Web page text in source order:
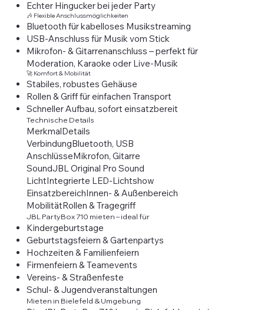
Echter Hingucker bei jeder Party
🎶 Flexible Anschlussmöglichkeiten
Bluetooth für kabelloses Musikstreaming
USB-Anschluss für Musik vom Stick
Mikrofon- & Gitarrenanschluss – perfekt für
Moderation, Karaoke oder Live-Musik
🚀 Komfort & Mobilität
Stabiles, robustes Gehäuse
Rollen & Griff für einfachen Transport
Schneller Aufbau, sofort einsatzbereit
Technische Details
MerkmalDetails
VerbindungBluetooth, USB
AnschlüsseMikrofon, Gitarre
SoundJBL Original Pro Sound
LichtIntegrierte LED-Lichtshow
EinsatzbereichInnen- & Außenbereich
MobilitätRollen & Tragegriff
JBL PartyBox 710 mieten – ideal für
Kindergeburtstage
Geburtstagsfeiern & Gartenpartys
Hochzeiten & Familienfeiern
Firmenfeiern & Teamevents
Vereins- & Straßenfeste
Schul- & Jugendveranstaltungen
Mieten in Bielefeld & Umgebung